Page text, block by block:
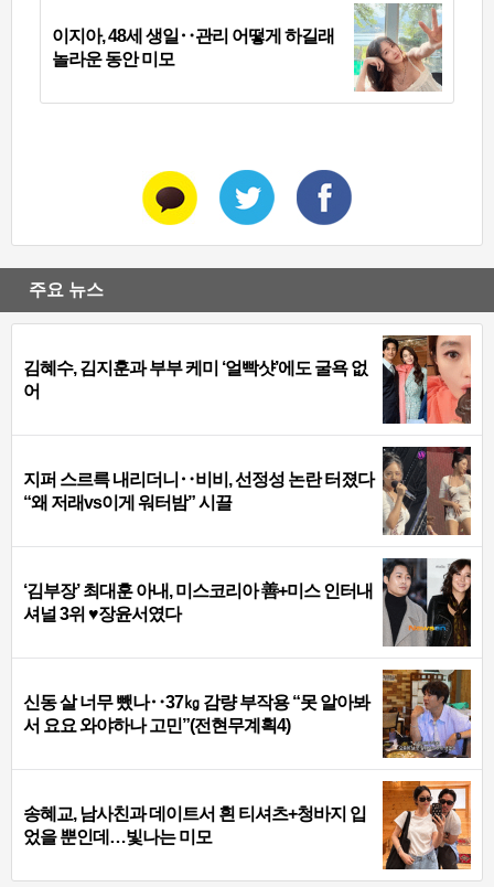
이지아, 48세 생일‥관리 어떻게 하길래
놀라운 동안 미모
주요 뉴스
김혜수, 김지훈과 부부 케미 ‘얼빡샷’에도 굴욕 없
어
지퍼 스르륵 내리더니‥비비, 선정성 논란 터졌다
“왜 저래vs이게 워터밤” 시끌
‘김부장’ 최대훈 아내, 미스코리아 善+미스 인터내
셔널 3위 ♥장윤서였다
신동 살 너무 뺐나‥37㎏ 감량 부작용 “못 알아봐
서 요요 와야하나 고민”(전현무계획4)
송혜교, 남사친과 데이트서 흰 티셔츠+청바지 입
었을 뿐인데…빛나는 미모